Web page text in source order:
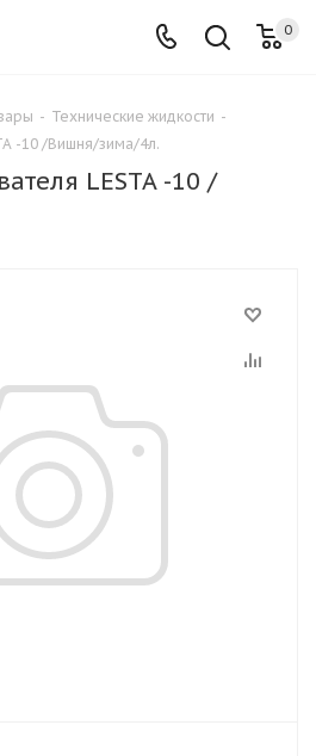
0
- Технические жидкости -
-10 /Вишня/зима/4л.
LESTA -10 /